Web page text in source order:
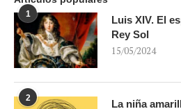
1
Luis XIV. El
Rey Sol
15/05/2024
2
La niña